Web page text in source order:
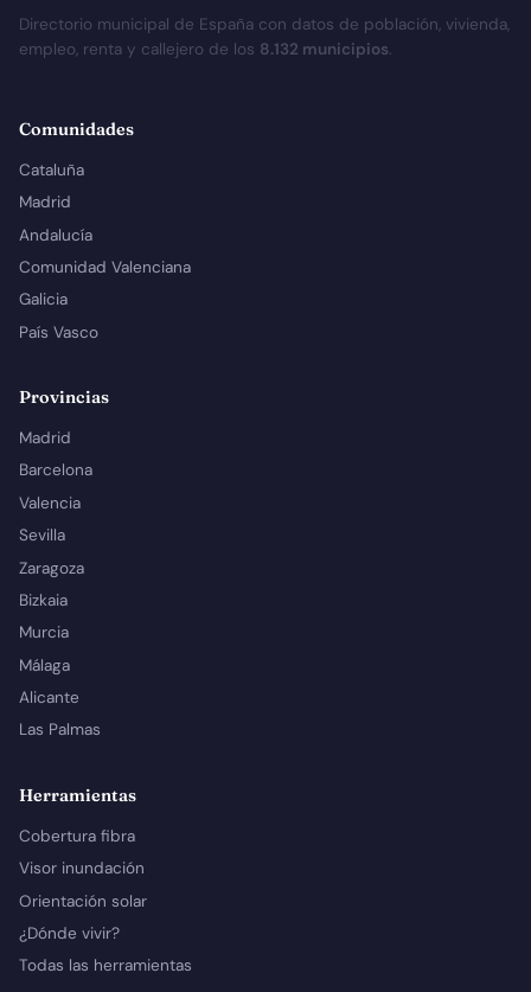
Directorio municipal de España con datos de población, vivienda,
empleo, renta y callejero de los 8.132 municipios.
Comunidades
Cataluña
Madrid
Andalucía
Comunidad Valenciana
Galicia
País Vasco
Provincias
Madrid
Barcelona
Valencia
Sevilla
Zaragoza
Bizkaia
Murcia
Málaga
Alicante
Las Palmas
Herramientas
Cobertura fibra
Visor inundación
Orientación solar
¿Dónde vivir?
Todas las herramientas